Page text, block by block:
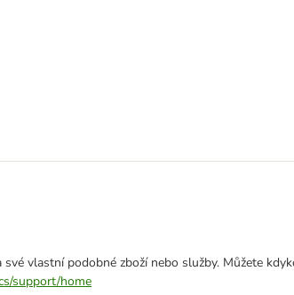
vlastní podobné zboží nebo služby. Můžete
support/home